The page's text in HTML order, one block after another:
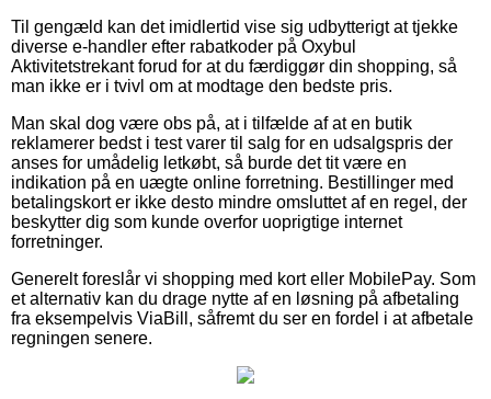
Til gengæld kan det imidlertid vise sig udbytterigt at tjekke
diverse e-handler efter rabatkoder på Oxybul
Aktivitetstrekant forud for at du færdiggør din shopping, så
man ikke er i tvivl om at modtage den bedste pris.
Man skal dog være obs på, at i tilfælde af at en butik
reklamerer bedst i test varer til salg for en udsalgspris der
anses for umådelig letkøbt, så burde det tit være en
indikation på en uægte online forretning. Bestillinger med
betalingskort er ikke desto mindre omsluttet af en regel, der
beskytter dig som kunde overfor uoprigtige internet
forretninger.
Generelt foreslår vi shopping med kort eller MobilePay. Som
et alternativ kan du drage nytte af en løsning på afbetaling
fra eksempelvis ViaBill, såfremt du ser en fordel i at afbetale
regningen senere.